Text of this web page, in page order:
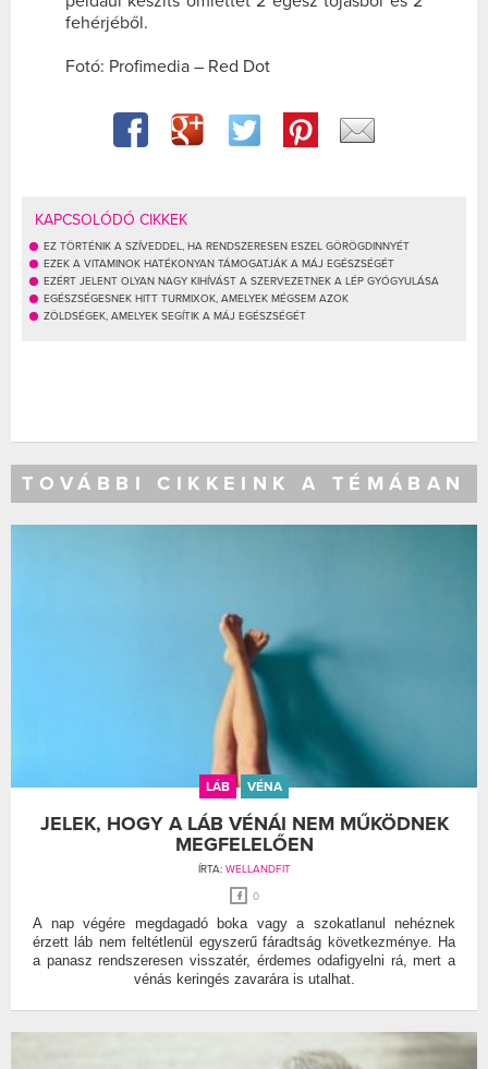
fehérjéből.
Fotó: Profimedia – Red Dot
KAPCSOLÓDÓ CIKKEK
EZ TÖRTÉNIK A SZÍVEDDEL, HA RENDSZERESEN ESZEL GÖRÖGDINNYÉT
EZEK A VITAMINOK HATÉKONYAN TÁMOGATJÁK A MÁJ EGÉSZSÉGÉT
EZÉRT JELENT OLYAN NAGY KIHÍVÁST A SZERVEZETNEK A LÉP GYÓGYULÁSA
EGÉSZSÉGESNEK HITT TURMIXOK, AMELYEK MÉGSEM AZOK
ZÖLDSÉGEK, AMELYEK SEGÍTIK A MÁJ EGÉSZSÉGÉT
TOVÁBBI CIKKEINK A TÉMÁBAN
LÁB VÉNA
JELEK, HOGY A LÁB VÉNÁI NEM MŰKÖDNEK
MEGFELELŐEN
ÍRTA: WELLANDFIT
0
A nap végére megdagadó boka vagy a szokatlanul nehéznek
érzett láb nem feltétlenül egyszerű fáradtság következménye. Ha
a panasz rendszeresen visszatér, érdemes odafigyelni rá, mert a
vénás keringés zavarára is utalhat.